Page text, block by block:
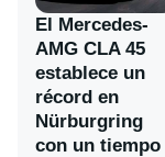
El Mercedes-
AMG CLA 45
establece un
récord en
Nürburgring
con un tiempo